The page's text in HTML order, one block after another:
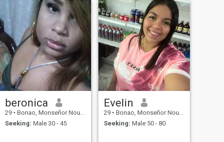
beronica
29 • Bonao, Monseñor Nouel, Dominican Republic
Seeking: Male 30 - 45
Evelin
29 • Bonao, Monseñor Nouel, Dominican Republic
Seeking: Male 50 - 80